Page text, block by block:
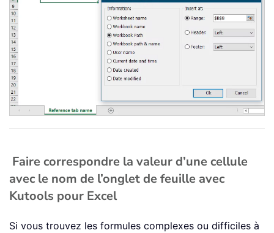
Faire correspondre la valeur d’une cellule
avec le nom de l’onglet de feuille avec
Kutools pour Excel
Si vous trouvez les formules complexes ou difficiles à